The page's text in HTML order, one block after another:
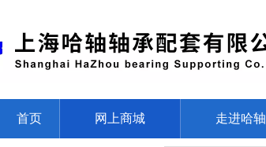
首页 网上商城 走进哈轴